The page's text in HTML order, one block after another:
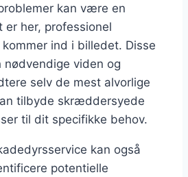
kan være en
her, professionel
ind i billedet. Disse
nødvendige viden og
selv de mest alvorlige
tilbyde skræddersyede
til dit specifikke behov.
kan også
potentielle